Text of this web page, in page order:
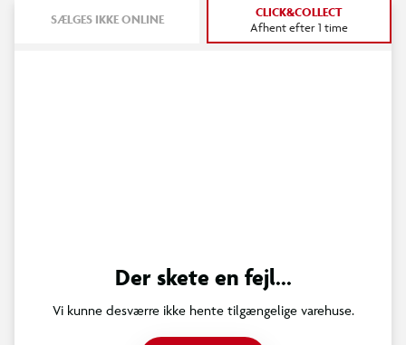
SÆLGES IKKE ONLINE CLICK&COLLECT
Afhent efter 1 time
Der skete en fejl...
Vi kunne desværre ikke hente tilgængelige varehuse.